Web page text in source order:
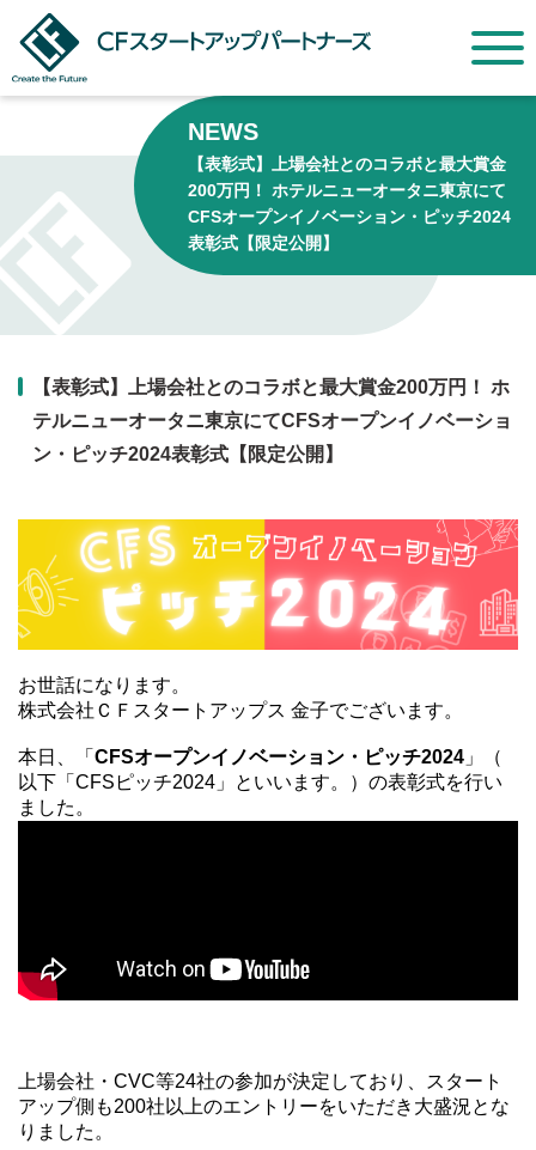
NEWS
【表彰式】上場会社とのコラボと最大賞金
200万円！ ホテルニューオータニ東京にて
CFSオープンイノベーション・ピッチ2024
表彰式【限定公開】
【表彰式】上場会社とのコラボと最大賞金200万円！ ホ
テルニューオータニ東京にてCFSオープンイノベーショ
ン・ピッチ2024表彰式【限定公開】
お世話になります。
株式会社ＣＦスタートアップス 金子でございます。
本日、「 CFSオープンイノベーション・ピッチ2024 」（
以下「CFSピッチ2024」といいます。）の表彰式を行い
ました。
上場会社・CVC等24社の参加が決定しており、
スタート
アップ側も200社以上のエントリーをいただき大盛況とな
りました。